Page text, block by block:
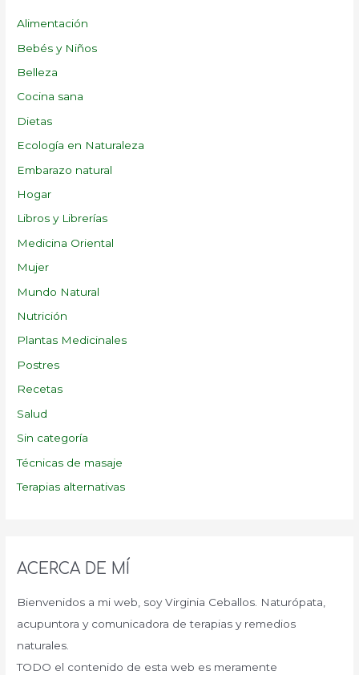
Alimentación
Bebés y Niños
Belleza
Cocina sana
Dietas
Ecología en Naturaleza
Embarazo natural
Hogar
Libros y Librerías
Medicina Oriental
Mujer
Mundo Natural
Nutrición
Plantas Medicinales
Postres
Recetas
Salud
Sin categoría
Técnicas de masaje
Terapias alternativas
ACERCA DE MÍ
Bienvenidos a mi web, soy Virginia Ceballos. Naturópata,
acupuntora y comunicadora de terapias y remedios
naturales.
TODO el contenido de esta web es meramente